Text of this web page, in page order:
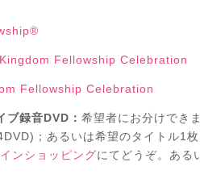
Fellowship Celebration
Fellowship Celebration
ブ録音DVD： 希望者にお分けでき
；あるいは希望のタイトル1
ンショッピングにてどうぞ。ある